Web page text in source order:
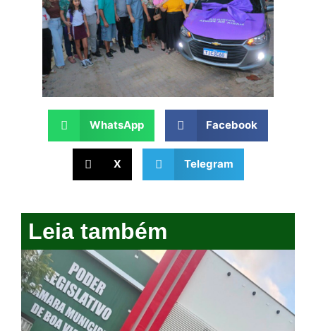
WhatsApp Facebook
X Telegram
Leia também